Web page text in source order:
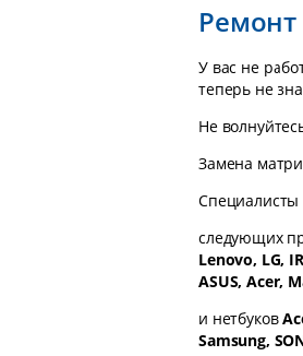
У вас не
теперь не
Не
Замена
Специалисты
следующих
Lenovo, LG,
ASUS, Acer,
и нетбуков
Samsung,